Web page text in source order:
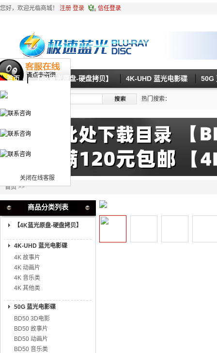
关闭在线客服
您好，欢迎光临商城！ 注册 登录 信任登录
首页 【4K蓝光原盘-硬盘拷贝】 4K-UHD 蓝光电影碟 50G
热门搜索：
首页>>
商品分类列表
【4K蓝光原盘-硬盘拷贝】
4K-UHD 蓝光电影碟
4K 故事片
4K 动画片
4K 音乐类
4K 其他类
50G 蓝光电影碟
BD50 3D电影
BD50 故事片
BD50 动画片
BD50 音乐类